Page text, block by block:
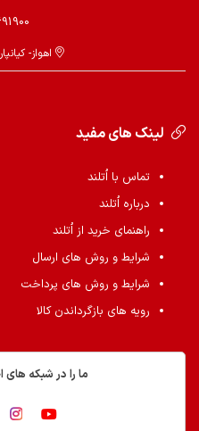
اهواز-
لینک های مفید
تماس با اُتلند
درباره اُتلند
راهنمای خرید از اُتلند
شرایط و روش های ارسال
شرایط و روش های پرداخت
رویه های بازگرداندن کالا
ما را در شبکه های